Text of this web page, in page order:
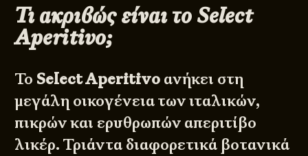
Τι ακριβώς είναι το Select
Aperitivo;
Το Select Aperitivo ανήκει στη
μεγάλη οικογένεια των ιταλικών,
πικρών και ερυθρωπών απεριτίβο
λικέρ. Τριάντα διαφορετικά βοτανικά